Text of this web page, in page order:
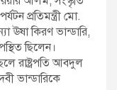
প্রতিমন্ত্রী মো.
ঊষা কিরণ ভান্ডারি,
ছিলেন।
রাষ্ট্রপতি আবদুল
ভান্ডারিকে